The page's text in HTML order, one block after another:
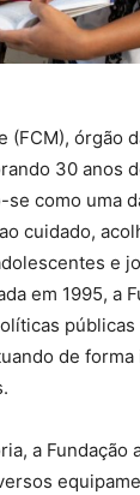
(FCM), órgão
30 anos
se como uma
cuidado,
e
em 1995, a
públicas
de forma
a Fundação